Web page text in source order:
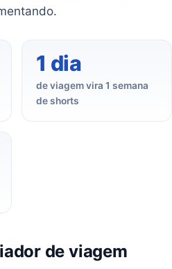
1 dia
de viagem vira 1 semana
de shorts
de viagem